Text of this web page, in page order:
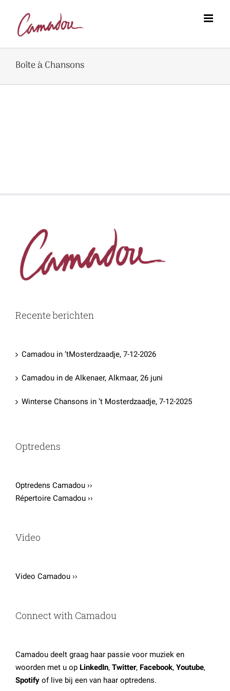
content
naar:
Boîte à Chansons
Recente berichten
Camadou in ’tMosterdzaadje, 7-12-2026
Camadou in de Alkenaer, Alkmaar, 26 juni
Winterse Chansons in ’t Mosterdzaadje, 7-12-2025
Optredens
Optredens Camadou ››
Répertoire Camadou ››
Video
Video Camadou ››
Connect with Camadou
Camadou deelt graag haar passie voor muziek en
woorden met u op LinkedIn, Twitter, Facebook, Youtube,
Spotify of live bij een van haar optredens.